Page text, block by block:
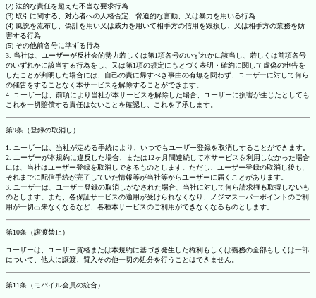
(2) 法的な責任を超えた不当な要求行為
(3) 取引に関する、対応者への人格否定、脅迫的な言動、又は暴力を用いる行為
(4) 風説を流布し、偽計を用い又は威力を用いて相手方の信用を毀損し、又は相手方の業務を妨
害する行為
(5) その他前各号に準ずる行為
3. 当社は、ユーザーが反社会的勢力若しくは第1項各号のいずれかに該当し、若しくは前項各号
のいずれかに該当する行為をし、又は第1項の規定にもとづく表明・確約に関して虚偽の申告を
したことが判明した場合には、自己の責に帰すべき事由の有無を問わず、ユーザーに対して何ら
の催告をすることなく本サービスを解除することができます。
4. ユーザーは、前項により当社が本サービスを解除した場合、ユーザーに損害が生じたとしても
これを一切賠償する責任はないことを確認し、これを了承します。
第9条（登録の取消し）
1. ユーザーは、当社が定める手続により、いつでもユーザー登録を取消しすることができます。
2. ユーザーが本規約に違反した場合、または12ヶ月間連続して本サービスを利用しなかった場合
には、当社はユーザー登録を取消しできるものとします。ただし、ユーザー登録の取消し後も、
それまでに配信手続が完了していた情報等が当社等からユーザーに届くことがあります。
3. ユーザーは、ユーザー登録の取消しがなされた場合、当社に対して何ら請求権も取得しないも
のとします。また、各保証サービスの適用が受けられなくなり、ノジマスーパーポイントのご利
用が一切出来なくなるなど、各種本サービスのご利用ができなくなるものとします。
第10条（譲渡禁止）
ユーザーは、ユーザー資格または本規約に基づき発生した権利もしくは義務の全部もしくは一部
について、他人に譲渡、質入その他一切の処分を行うことはできません。
第11条（モバイル会員の統合）